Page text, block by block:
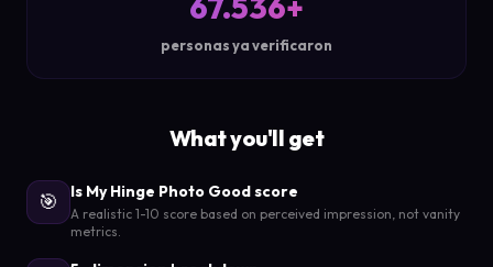
personas ya verificaron
What you'll get
🎯 Is My Hinge Photo Good score
A realistic 1-10 score based on perceived impression, not vanity
metrics.